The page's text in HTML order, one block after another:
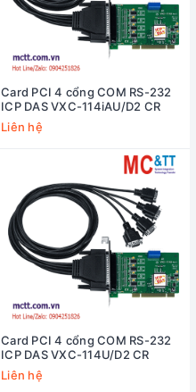
Card PCI 4 cổng COM RS-232
ICP DAS VXC-114iAU/D2 CR
Liên hệ
Card PCI 4 cổng COM RS-232
ICP DAS VXC-114U/D2 CR
Liên hệ